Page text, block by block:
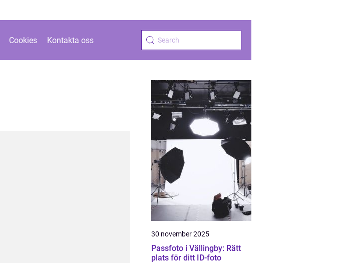
Cookies Kontakta oss
30 november 2025
Passfoto i Vällingby: Rätt
plats för ditt ID-foto